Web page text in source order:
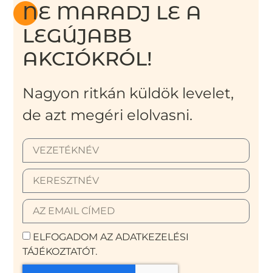
NE MARADJ LE A
LEGÚJABB
AKCIÓKRÓL!
Nagyon ritkán küldök levelet,
de azt megéri elolvasni.
ELFOGADOM AZ ADATKEZELÉSI
TÁJÉKOZTATÓT.